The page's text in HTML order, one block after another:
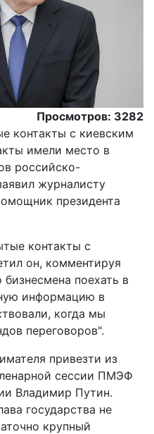
Просмотров: 3282
контакты с киевским
имели место в
российско-
журналисту
президента
контакты с
он, комментируя
поехать в
информацию в
когда мы
переговоров".
привезти из
сессии ПМЭФ
Владимир Путин.
государства не
крупный